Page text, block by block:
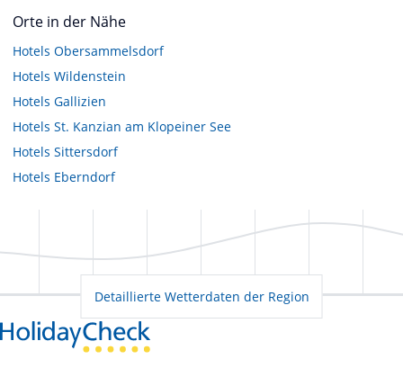
Orte in der Nähe
Hotels Obersammelsdorf
Hotels Wildenstein
Hotels Gallizien
Hotels St. Kanzian am Klopeiner See
Hotels Sittersdorf
Hotels Eberndorf
Detaillierte Wetterdaten der Region